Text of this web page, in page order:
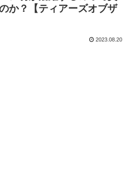
か？【ティアーズオブザ
2023.08.20